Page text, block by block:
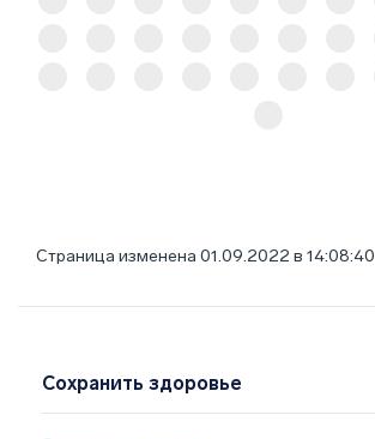
Страница изменена 01.09.2022 в 14:08:40
Сохранить здоровье